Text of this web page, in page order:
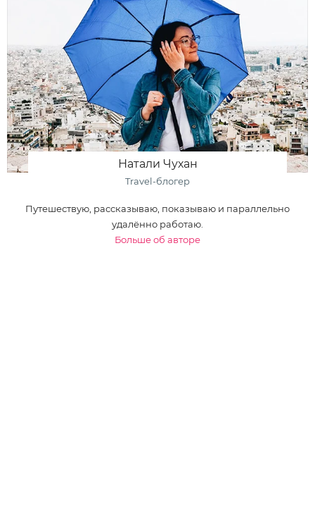
Натали Чухан
Travel-блогер
Путешествую, рассказываю, показываю и параллельно
удалённо работаю.
Больше об авторе